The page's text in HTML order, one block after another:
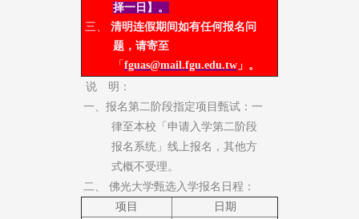
择一日】。
三、
清明连假期间如有任何报名问
题，请寄至
「fguas@mail.fgu.edu.tw 」。
说 明：
一、 报名第二阶段指定项目甄试：一
律至本校「申请入学第二阶段
报名系统」线上报名，其他方
式概不受理。
二、 佛光大学甄选入学报名日程：
项目
日期